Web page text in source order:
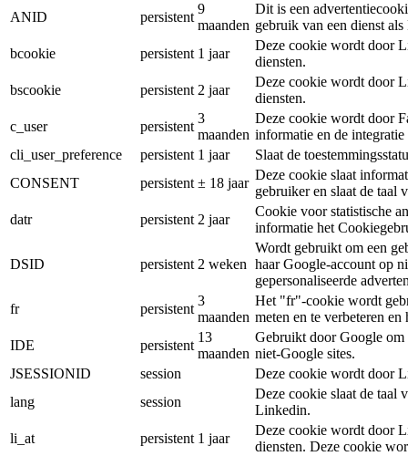
ANID
persistent
9
maanden
Dit is een
gebruik van een dienst
bcookie
persistent 1 jaar
Deze cookie wordt door
diensten.
bscookie
persistent 2 jaar
Deze cookie wordt door
diensten.
c_user
persistent
3
maanden
Deze cookie wordt door
informatie en de
cli_user_preference
persistent 1 jaar
Slaat de
CONSENT
persistent ± 18 jaar
Deze cookie slaat
gebruiker en slaat de taal
datr
persistent 2 jaar
Cookie voor statistische
informatie het
DSID persistent 2 weken
Wordt gebruikt om een
haar Google-account op
gepersonaliseerde
fr
persistent
3
maanden
Het "fr"-cookie wordt
meten en te verbeteren
IDE
persistent
13
maanden
Gebruikt door Google om
niet-Google sites.
JSESSIONID
session
Deze cookie wordt door
lang
session
Deze cookie slaat de taal
Linkedin.
li_at
persistent 1 jaar
Deze cookie wordt door
diensten. Deze cookie